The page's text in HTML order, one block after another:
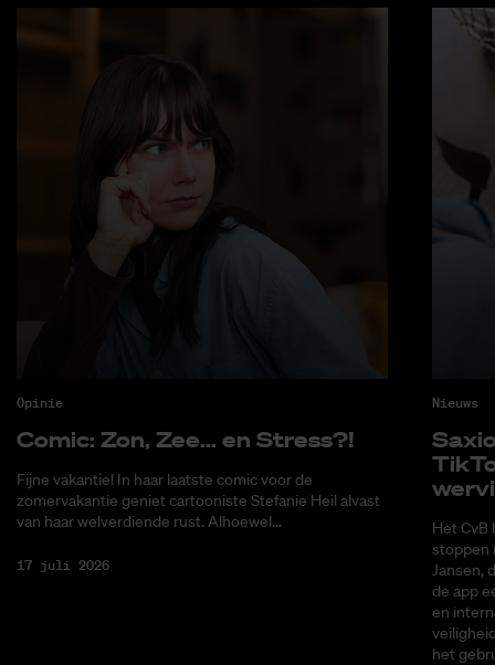
Opinie
Co­mic: Zon, Zee... en Stress?!
Fijne vakantie! In haar laatste comic voor de
zomervakantie geniet cartooniste Stefanie Heil alvast
van haar welverdiende rust. Alhoewel...
17 juli 2026
Nieuws
Het CvB
stoppen
Jansen,
de app
en
het